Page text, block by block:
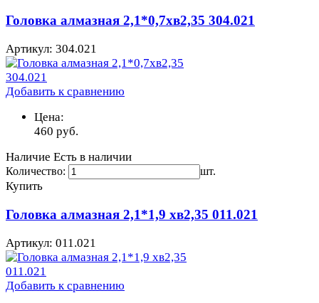
Головка алмазная 2,1*0,7хв2,35 304.021
Артикул: 304.021
Добавить к сравнению
Цена:
460 руб.
Наличие Есть в наличии
Количество: шт.
Купить
Головка алмазная 2,1*1,9 хв2,35 011.021
Артикул: 011.021
Добавить к сравнению